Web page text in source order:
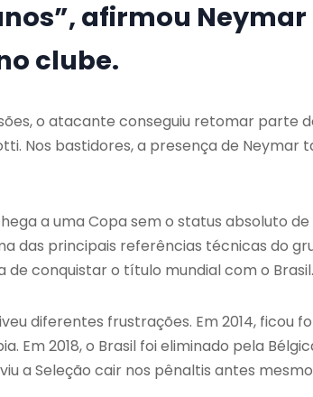
afirmou
clube.
o atacante conseguiu retomar parte
Nos bastidores, a presença de Neymar
a uma Copa sem o status absoluto
das principais referências técnicas do
de conquistar o título mundial com o Brasil.
diferentes frustrações. Em 2014, ficou
Em 2018, o Brasil foi eliminado pela
a Seleção cair nos pênaltis antes